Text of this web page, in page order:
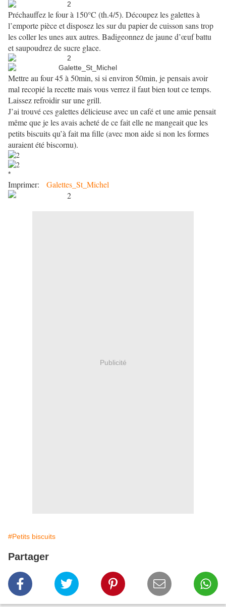
Préchauffez le four à 150°C (th.4/5). Découpez les galettes à
l’emporte pièce et disposez les sur du papier de cuisson sans trop
les coller les unes aux autres. Badigeonnez de jaune d’œuf battu
et saupoudrez de sucre glace.
Mettre au four 45 à 50min, si si environ 50min, je pensais avoir
mal recopié la recette mais vous verrez il faut bien tout ce temps.
Laissez refroidir sur une grill.
J’ai trouvé ces galettes délicieuse avec un café et une amie pensait
même que je les avais acheté de ce fait elle ne mangeait que les
petits biscuits qu’à fait ma fille (avec mon aide si non les formes
auraient été biscornu).
*
Imprimer: Galettes_St_Michel
Publicité
#Petits biscuits
Partager